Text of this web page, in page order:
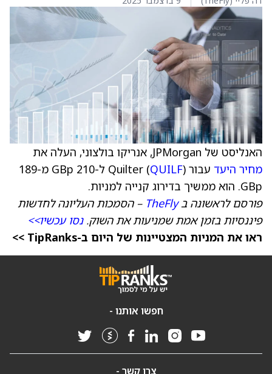
האנליסט של JPMorgan, אנריקו בולצוני, העלה את
מחיר היעד עבור Quilter ( QUILF
) ל-210 GBp מ-189
GBp. הוא ממשיך בדירוג קנייה למניות.
פורסם לראשונה בTheFly – הסמכות העליונה לחדשות
פיננסיות בזמן אמת שמניעות את השוק.נסו עכשיו>>
ראו את המניות המצטיינות של היום ב-TipRanks >>
חפשו אותנו -
צרו קשר -